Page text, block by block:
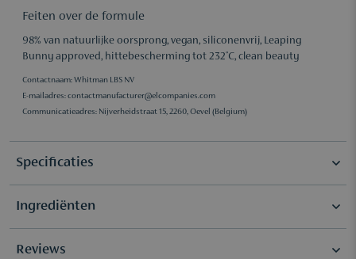
Feiten over de formule
98% van natuurlijke oorsprong, vegan, siliconenvrij, Leaping
Bunny approved, hittebescherming tot 232°C, clean beauty
Contactnaam: Whitman LBS NV
E-mailadres:contactmanufacturer@elcompanies.com
Communicatieadres: Nijverheidstraat 15, 2260, Oevel (Belgium)
Specificaties
Textuur
Ingrediënten
Water\Aqua\Eau, Sorbitol, Hydrolyzed Corn Starch,
Reviews